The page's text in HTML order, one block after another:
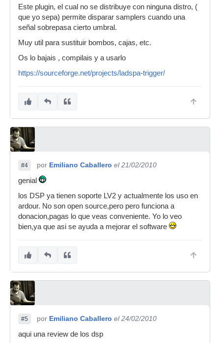
Este plugin, el cual no se distribuye con ninguna distro, (
que yo sepa) permite disparar samplers cuando una
señal sobrepasa cierto umbral.
Muy util para sustituir bombos, cajas, etc.
Os lo bajais , compilais y a usarlo
https://sourceforge.net/projects/ladspa-trigger/
#4 por Emiliano Caballero el 21/02/2010
genial
los DSP ya tienen soporte LV2 y actualmente los uso en
ardour. No son open source,pero pero funciona a
donacion,pagas lo que veas conveniente. Yo lo veo
bien,ya que asi se ayuda a mejorar el software
#5 por Emiliano Caballero el 24/02/2010
aqui una review de los dsp